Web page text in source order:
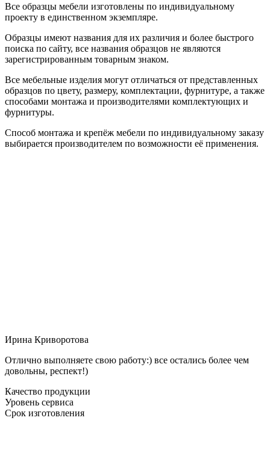
Все образцы мебели изготовлены по индивидуальному
проекту в единственном экземпляре.
Образцы имеют названия для их различия и более быстрого
поиска по сайту, все названия образцов не являются
зарегистрированным товарным знаком.
Все мебельные изделия могут отличаться от представленных
образцов по цвету, размеру, комплектации, фурнитуре, а также
способами монтажа и производителями комплектующих и
фурнитуры.
Способ монтажа и крепёж мебели по индивидуальному заказу
выбирается производителем по возможности её применения.
Ирина Криворотова
Отлично выполняете свою работу:) все остались более чем
довольны, респект!)
Качество продукции
Уровень сервиса
Срок изготовления